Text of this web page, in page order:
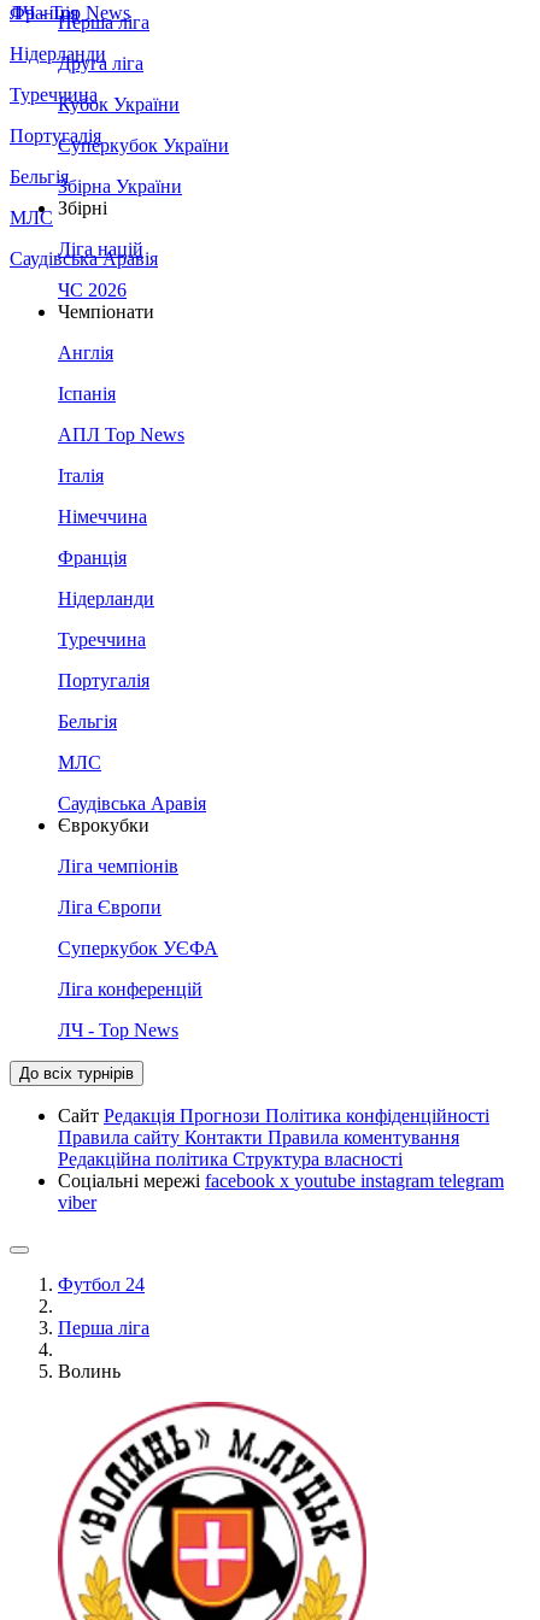
Франція
Нідерланди
Туреччина
Португалія
Бельгія
МЛС
Саудівська Аравія
ЛЧ - Top News
Перша ліга
Друга ліга
Кубок України
Суперкубок України
Збірна України
Збірні
Ліга націй
ЧС 2026
Чемпіонати
Англія
Іспанія
АПЛ Top News
Італія
Німеччина
Франція
Нідерланди
Туреччина
Португалія
Бельгія
МЛС
Саудівська Аравія
Єврокубки
Ліга чемпіонів
Ліга Європи
Суперкубок УЄФА
Ліга конференцій
ЛЧ - Top News
До всіх турнірів
Сайт Редакція Прогнози Політика конфіденційності
Правила сайту Контакти Правила коментування
Редакційна політика Структура власності
Соціальні мережі facebook x youtube instagram telegram
viber
Футбол 24
Перша ліга
Волинь